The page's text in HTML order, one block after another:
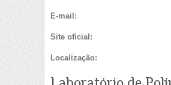
E-mail:
Site oficial:
Localização: